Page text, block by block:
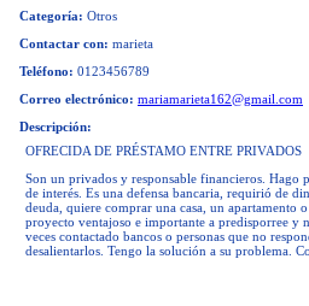
Categoría: Otros
Contactar con: marieta
Teléfono: 0123456789
Correo electrónico: mariamarieta162@gmail.com
Descripción:
OFRECIDA DE PRÉSTAMO ENTRE PRIVADOS
Son un privados y responsable financieros. Hago
de interés. Es una defensa bancaria, requirió de
deuda, quiere comprar una casa, un apartamento
proyecto ventajoso e importante a predisporree y
veces contactado bancos o personas que no
desalientarlos. Tengo la solución a su problema.